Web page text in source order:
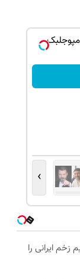
›
زخم ایرانی را